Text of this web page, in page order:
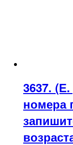
3637.
номера